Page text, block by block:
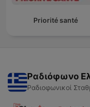
Priorité santé
Ραδιόφωνο
Ραδιοφωνικοί